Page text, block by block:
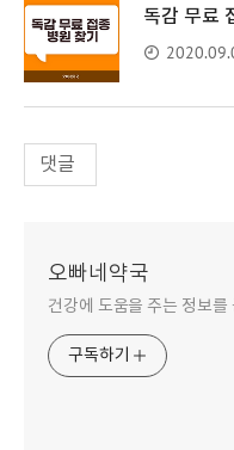
독감 무료
댓글
오빠네약국
건강에 도움을 주는 정보를
구독하기